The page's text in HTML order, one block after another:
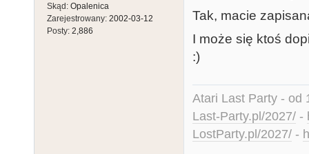
Skąd: Opalenica
Zarejestrowany: 2002-03-12
Posty: 2,886
Tak, macie
I może się ktoś
:)
Atari Last Party - od
Last-Party.pl/2027/ -
LostParty.pl/2027/ -